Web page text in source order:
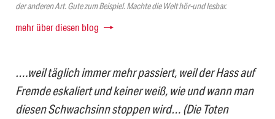
der anderen Art. Gute zum Beispiel. Machte die Welt hör-und lesbar.
mehr über diesen blog
….weil täglich immer mehr passiert, weil der Hass auf
Fremde eskaliert und keiner weiß, wie und wann man
diesen Schwachsinn stoppen wird… (Die Toten